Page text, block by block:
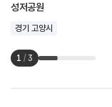
성저공원
경기 고양시
1 / 3